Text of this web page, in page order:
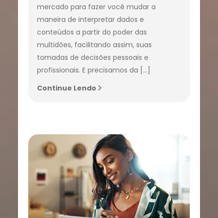
mercado para fazer você mudar a
maneira de interpretar dados e
conteúdos a partir do poder das
multidões, facilitando assim, suas
tomadas de decisões pessoais e
profissionais. E precisamos da […]
Continue Lendo